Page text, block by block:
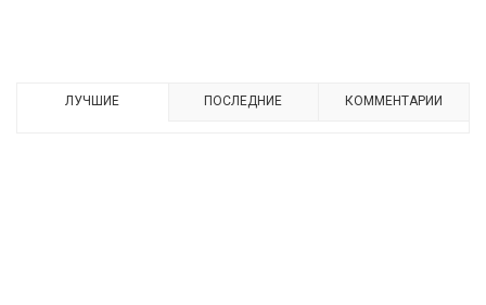
ЛУЧШИЕ ПОСЛЕДНИЕ КОММЕНТАРИИ